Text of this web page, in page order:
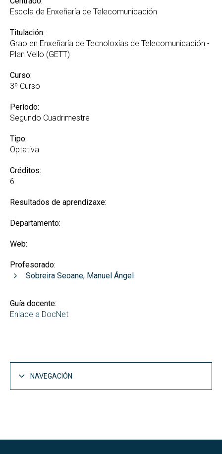
Escola de Enxeñaría de Telecomunicación
Titulación:
Grao en Enxeñaría de Tecnoloxías de Telecomunicación -
Plan Vello (GETT)
Curso:
3º Curso
Período:
Segundo Cuadrimestre
Tipo:
Optativa
Créditos:
6
Resultados de aprendizaxe:
Departamento:
Web:
Profesorado:
Sobreira Seoane, Manuel Ángel
Guía docente:
Enlace a DocNet
NAVEGACIÓN